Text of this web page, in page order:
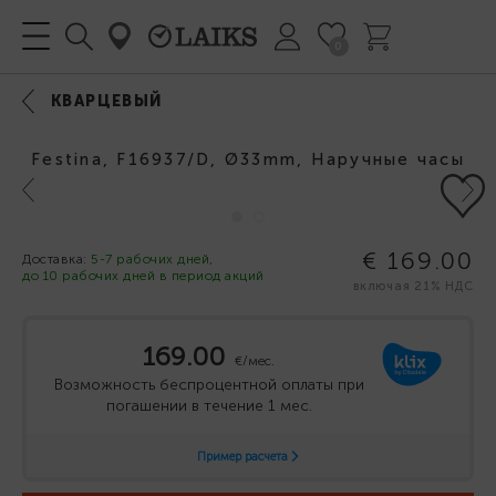
КВАРЦЕВЫЙ
Festina, F16937/D, Ø33mm, Наручные часы
Previous Next
Доставка: 5-7 рабочих дней,
до 10 рабочих дней в период акций
€ 169.00
включая 21% НДС